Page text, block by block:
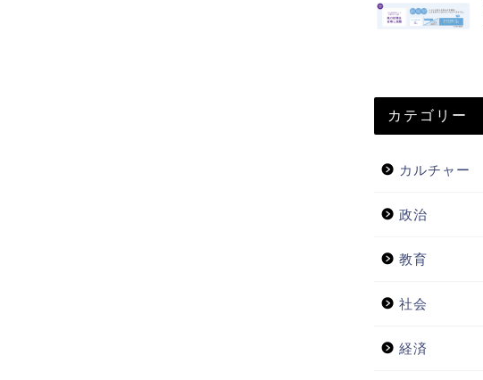
カテゴリー
カルチャー
政治
教育
社会
経済